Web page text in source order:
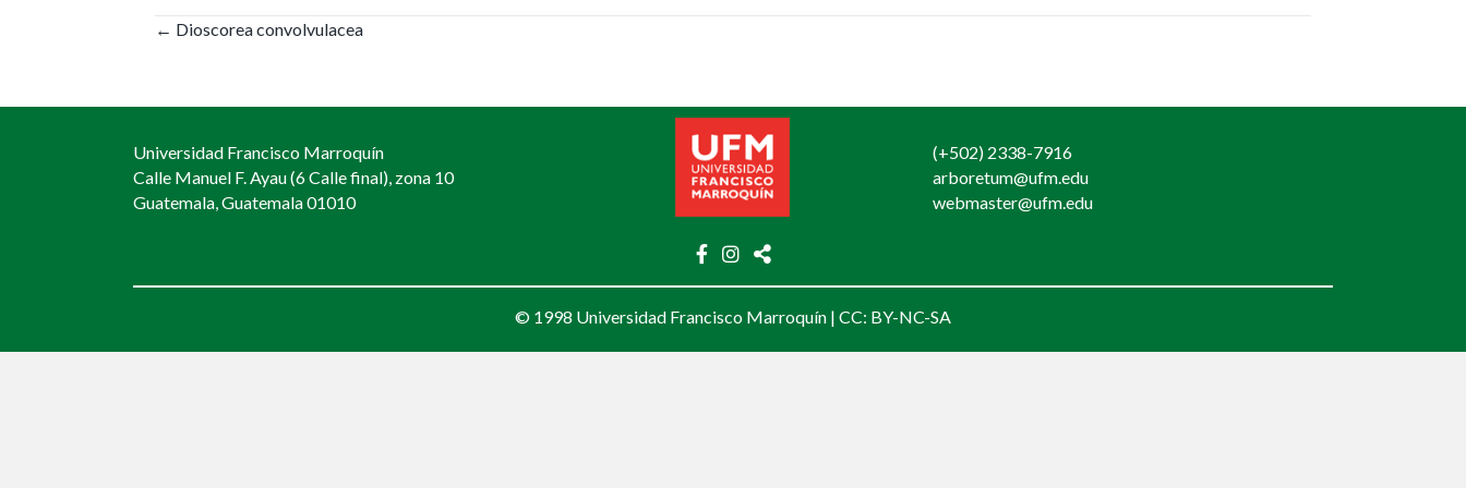
Posts
← Dioscorea convolvulacea
Universidad Francisco Marroquín
Calle Manuel F. Ayau (6 Calle final), zona 10
Guatemala, Guatemala 01010
(+502) 2338-7916
arboretum@ufm.edu
webmaster@ufm.edu
© 1998 Universidad Francisco Marroquín | CC: BY-NC-SA